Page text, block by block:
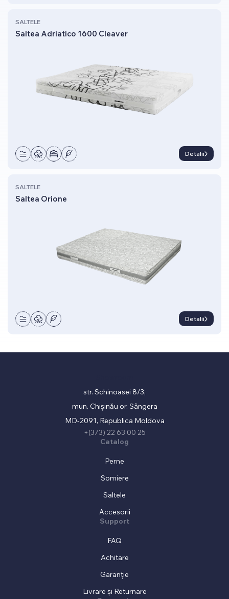
SALTELE
Saltea Adriatico 1600 Cleaver
Detalii
SALTELE
Saltea Orione
Detalii
str. Schinoasei 8/3,
mun. Chișinău or. Sângera
MD-2091, Republica Moldova
+(373) 22 63 00 25
Catalog
Perne
Somiere
Saltele
Accesorii
Support
FAQ
Achitare
Garanție
Livrare și Returnare